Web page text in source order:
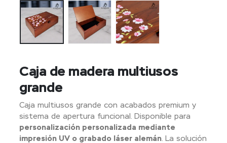
Caja de madera multiusos
grande
Caja multiusos grande con acabados premium y
sistema de apertura funcional. Disponible para
personalización personalizada mediante
impresión UV o grabado láser alemán . La solución